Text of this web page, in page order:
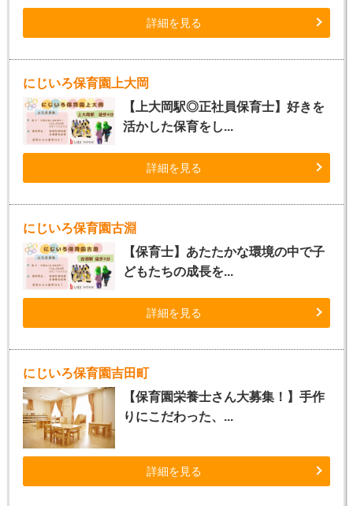
詳細を見る
にじいろ保育園上大岡
【上大岡駅◎正社員保育士】好きを
活かした保育をし...
詳細を見る
にじいろ保育園古淵
【保育士】あたたかな環境の中で子
どもたちの成長を...
詳細を見る
にじいろ保育園吉田町
【保育園栄養士さん大募集！】手作
りにこだわった、...
詳細を見る